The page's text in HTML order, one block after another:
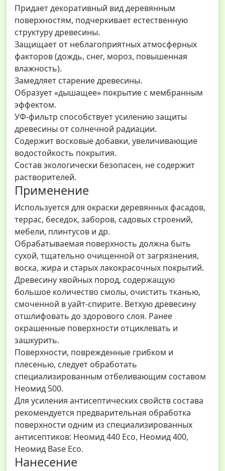
Придает декоративный вид деревянным
поверхностям, подчеркивает естественную
структуру древесины.
Защищает от неблагоприятных атмосферных
факторов (дождь, снег, мороз, повышенная
влажность).
Замедляет старение древесины.
Образует «дышащее» покрытие с мембранным
эффектом.
УФ-фильтр способствует усилению защиты
древесины от солнечной радиации.
Содержит восковые добавки, увеличивающие
водостойкость покрытия.
Состав экологически безопасен, не содержит
растворителей.
Применение
Используется для окраски деревянных фасадов,
террас, беседок, заборов, садовых строений,
мебели, плинтусов и др.
Обрабатываемая поверхность должна быть
сухой, тщательно очищенной от загрязнения,
воска, жира и старых лакокрасочных покрытий.
Древесину хвойных пород, содержащую
большое количество смолы, очистить тканью,
смоченной в уайт-спирите. Ветхую древесину
отшлифовать до здорового слоя. Ранее
окрашенные поверхности отциклевать и
зашкурить.
Поверхности, поврежденные грибком и
плесенью, следует обработать
специализированным отбеливающим составом
Неомид 500.
Для усиления антисептических свойств состава
рекомендуется предварительная обработка
поверхности одним из специализированных
антисептиков: Неомид 440 Eco, Неомид 400,
Неомид Base Eco.
Нанесение